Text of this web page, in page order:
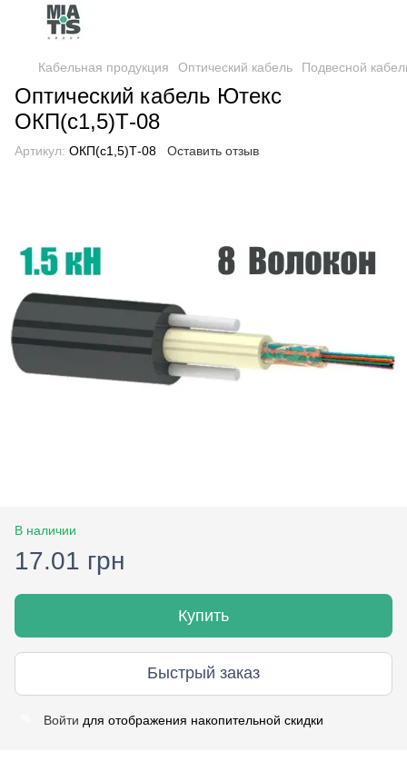
Кабельная продукция Оптический кабель Подвесной
Оптический кабель Ютекс
ОКП(с1,5)Т-08
Артикул: ОКП(с1,5)Т-08 Оставить отзыв
В наличии
17.01 грн
Купить
Быстрый заказ
Войти для отображения накопительной скидки